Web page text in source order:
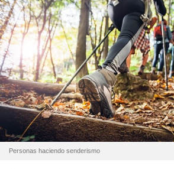
Personas haciendo senderismo